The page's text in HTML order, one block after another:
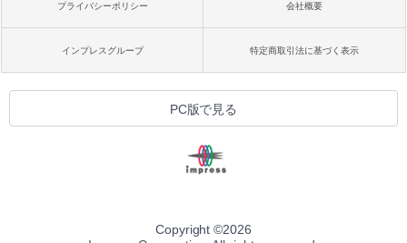
プライバシーポリシー 会社概要
インプレスグループ 特定商取引法に基づく表示
PC版で見る
Copyright ©2026